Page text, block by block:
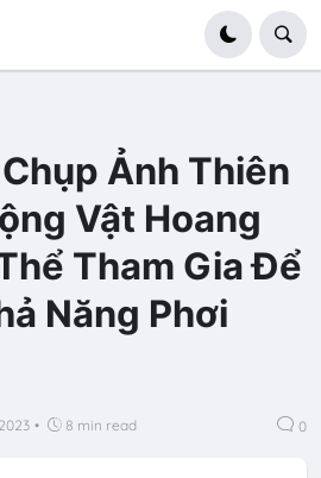
Ảnh Thiên
Vật Hoang
Tham Gia Để
Năng Phơi
• 8 min read 0